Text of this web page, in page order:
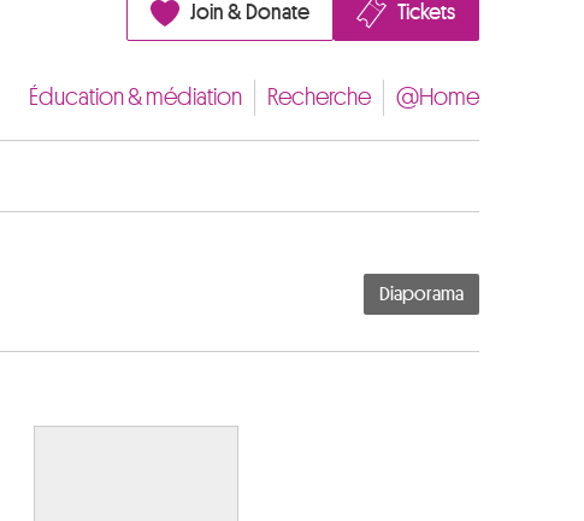
Join & Donate Tickets
Éducation & médiation Recherche @Home
Diaporama